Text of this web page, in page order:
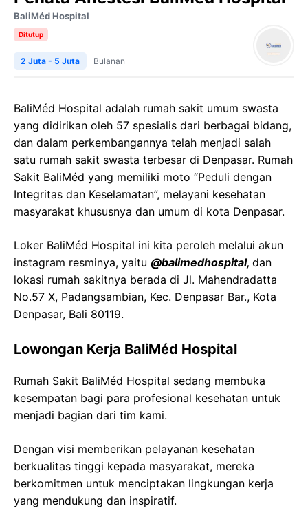
BaliMéd Hospital
Ditutup
2 Juta - 5 Juta Bulanan
BaliMéd Hospital adalah rumah sakit umum swasta
yang didirikan oleh 57 spesialis dari berbagai bidang,
dan dalam perkembangannya telah menjadi salah
satu rumah sakit swasta terbesar di Denpasar. Rumah
Sakit BaliMéd yang memiliki moto “Peduli dengan
Integritas dan Keselamatan”, melayani kesehatan
masyarakat khususnya dan umum di kota Denpasar.
Loker BaliMéd Hospital ini kita peroleh melalui akun
instagram resminya, yaitu @balimedhospital, dan
lokasi rumah sakitnya berada di Jl. Mahendradatta
No.57 X, Padangsambian, Kec. Denpasar Bar., Kota
Denpasar, Bali 80119.
Lowongan Kerja BaliMéd Hospital
Rumah Sakit BaliMéd Hospital sedang membuka
kesempatan bagi para profesional kesehatan untuk
menjadi bagian dari tim kami.
Dengan visi memberikan pelayanan kesehatan
berkualitas tinggi kepada masyarakat, mereka
berkomitmen untuk menciptakan lingkungan kerja
yang mendukung dan inspiratif.